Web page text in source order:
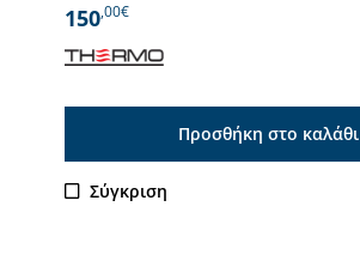
150,00€
Προσθήκη στο καλάθι
Σύγκριση